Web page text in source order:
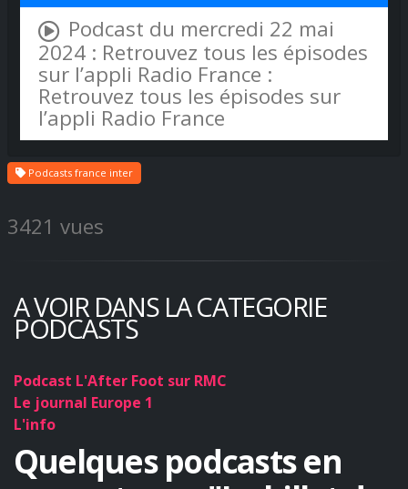
Podcast du mercredi 22 mai
2024 : Retrouvez tous les épisodes
sur l’appli Radio France :
Retrouvez tous les épisodes sur
l’appli Radio France
Podcasts france inter
3421 vues
A VOIR DANS LA CATEGORIE
PODCASTS
Podcast L'After Foot sur RMC
Le journal Europe 1
L'info
Quelques podcasts en